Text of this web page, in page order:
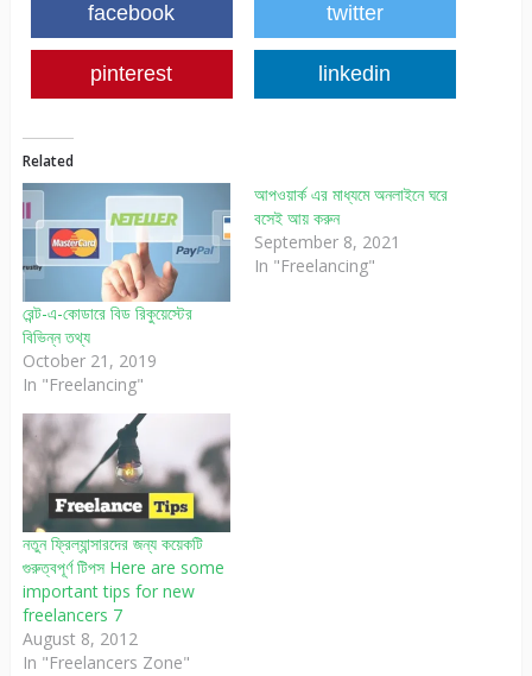
facebook twitter
pinterest linkedin
Related
রেন্ট-এ-কোডারে বিড রিকুয়েস্টের
বিভিন্ন তথ্য
October 21, 2019
In "Freelancing"
আপওয়ার্ক এর মাধ্যমে অনলাইনে ঘরে
বসেই আয় করুন
September 8, 2021
In "Freelancing"
নতুন ফ্রিল্যান্সারদের জন্য কয়েকটি
গুরুত্বপূর্ণ টিপস Here are some
important tips for new
freelancers 7
August 8, 2012
In "Freelancers Zone"